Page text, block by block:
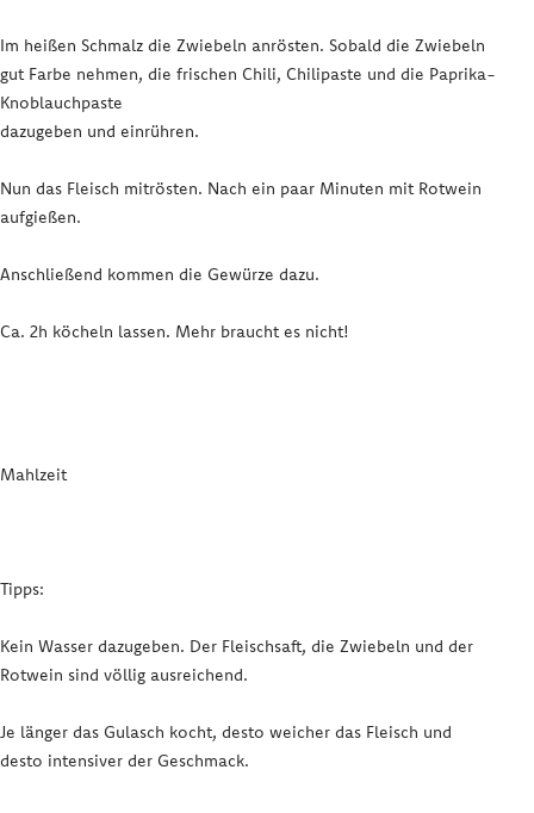
Im heißen Schmalz die Zwiebeln anrösten. Sobald die Zwiebeln
gut Farbe nehmen, die frischen Chili, Chilipaste und die Paprika-
Knoblauchpaste
dazugeben und einrühren.
Nun das Fleisch mitrösten. Nach ein paar Minuten mit Rotwein
aufgießen.
Anschließend kommen die Gewürze dazu.
Ca. 2h köcheln lassen. Mehr braucht es nicht!
Mahlzeit
Tipps:
Kein Wasser dazugeben. Der Fleischsaft, die Zwiebeln und der
Rotwein sind völlig ausreichend.
Je länger das Gulasch kocht, desto weicher das Fleisch und
desto intensiver der Geschmack.